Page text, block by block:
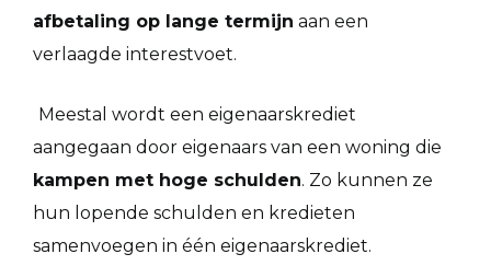
afbetaling op lange termijn aan een
verlaagde interestvoet.
Meestal wordt een eigenaarskrediet
aangegaan door eigenaars van een woning die
kampen met hoge schulden. Zo kunnen ze
hun lopende schulden en kredieten
samenvoegen in één eigenaarskrediet.